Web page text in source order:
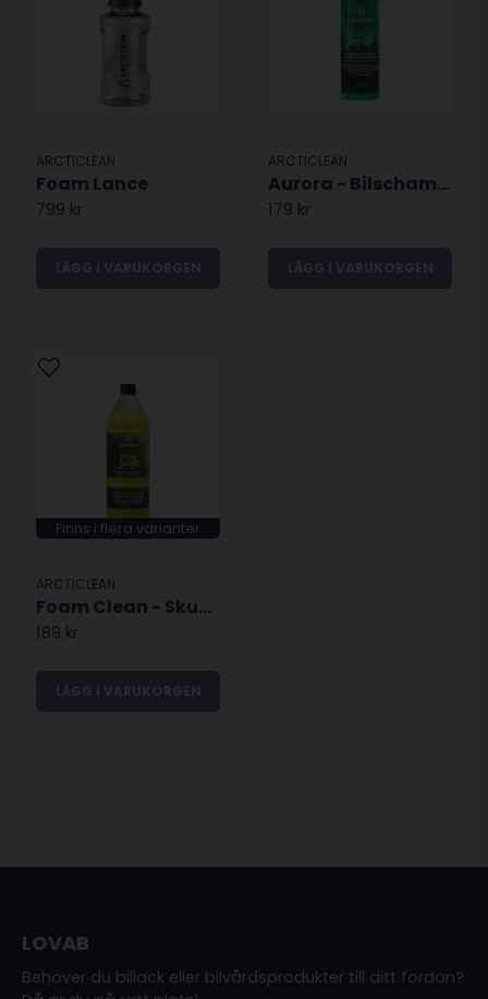
ARCTICLEAN
Foam Lance
799 kr
LÄGG I VARUKORGEN
ARCTICLEAN
Aurora - Bilschampo
179 kr
LÄGG I VARUKORGEN
Finns i flera varianter
ARCTICLEAN
Foam Clean - Skumavfettning
189 kr
LÄGG I VARUKORGEN
LOVAB
Behöver du billack eller bilvårdsprodukter till ditt fordon?